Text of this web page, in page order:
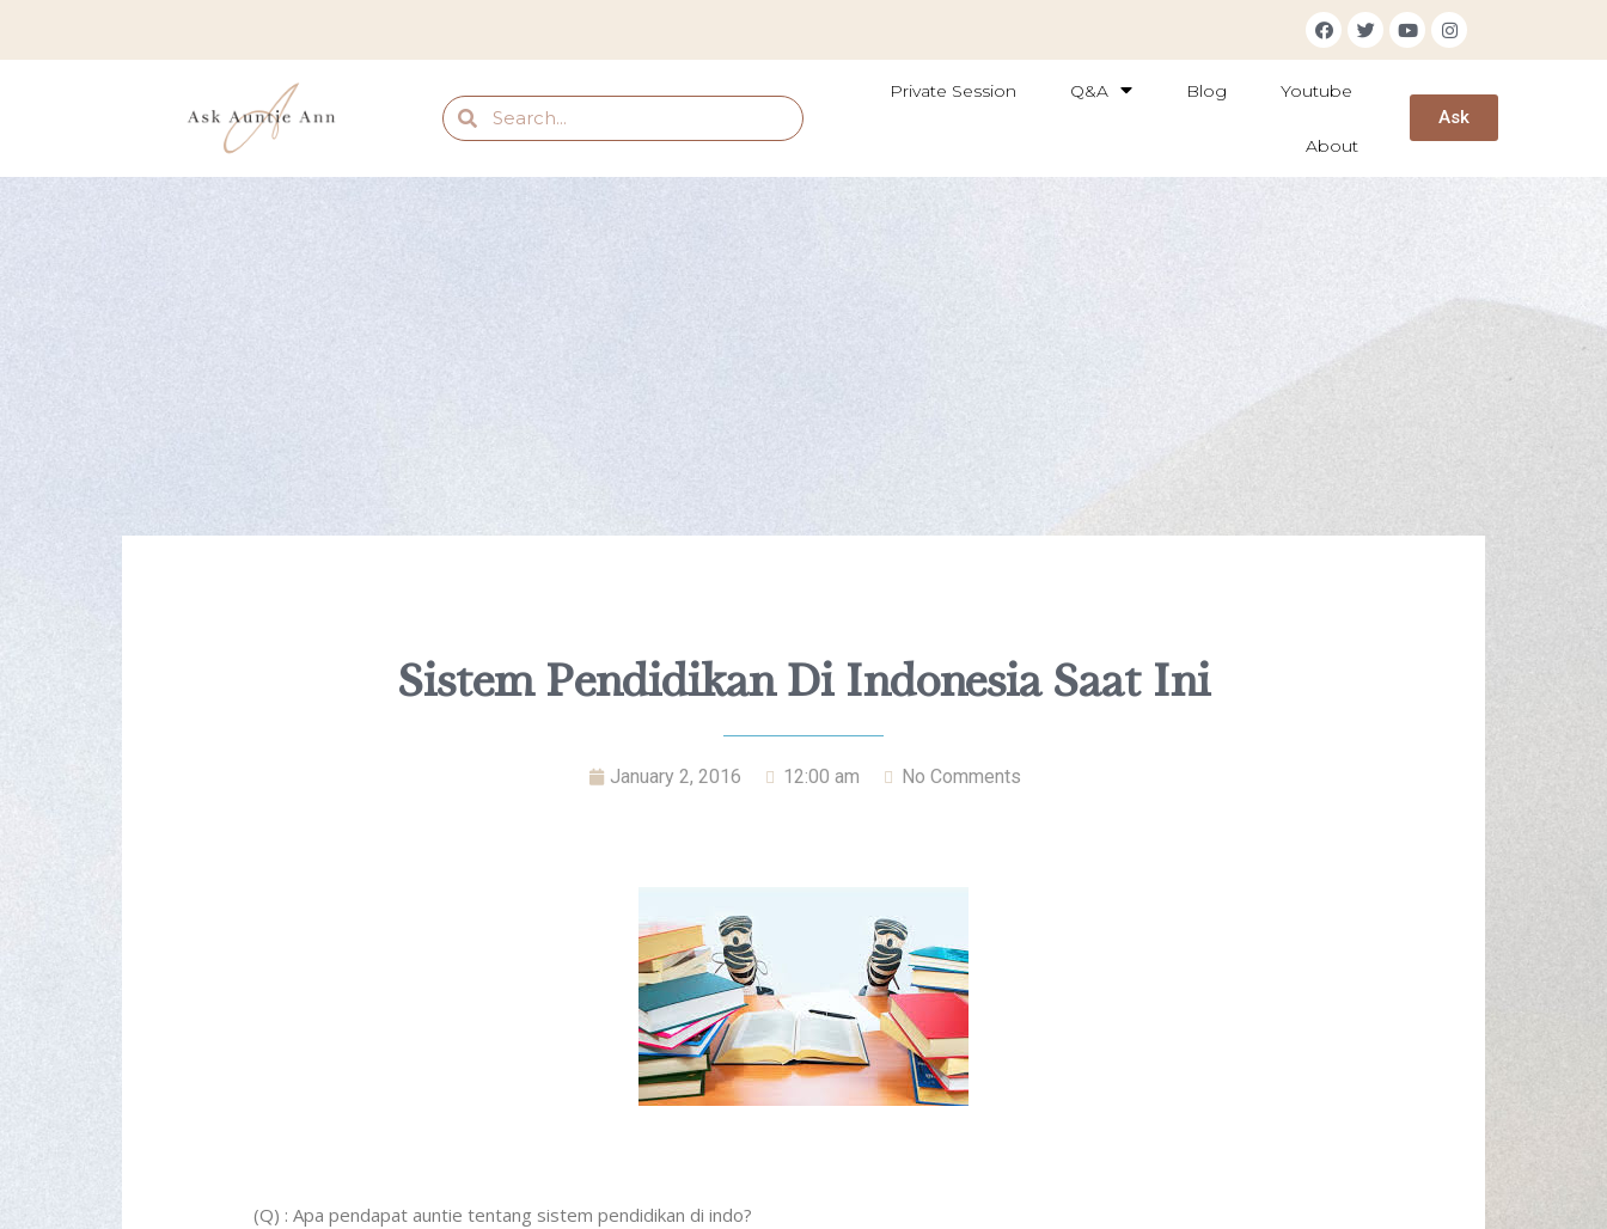
Private Session Q&A Blog Youtube
About
Ask
Sistem Pendidikan Di Indonesia Saat Ini
January 2, 2016 12:00 am No Comments
(Q) : Apa pendapat auntie tentang sistem pendidikan di indo?